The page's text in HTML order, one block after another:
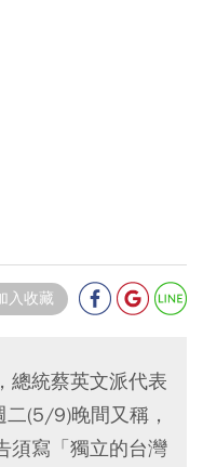
入收藏
總統蔡英文派代表
(5/9)晚間又稱，
須寫「獨立的台灣